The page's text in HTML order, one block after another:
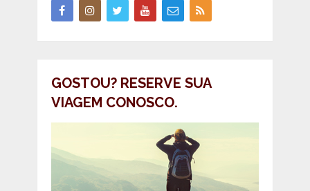
GOSTOU? RESERVE SUA
VIAGEM CONOSCO.